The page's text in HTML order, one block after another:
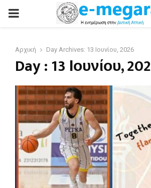
PRIMARY
Αρχική Day Archives: 13 Ιουνίου, 2026
Day : 13 Ιουνίου,